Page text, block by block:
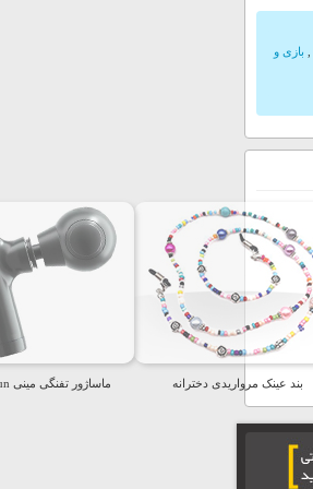
بازی و
بند عینک مرواریدی دخترانه ماساژور تفنگی مینی Fascial Gun